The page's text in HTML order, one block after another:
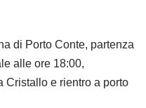
di Porto Conte, partenza
alle ore 18:00,
Cristallo e rientro a porto